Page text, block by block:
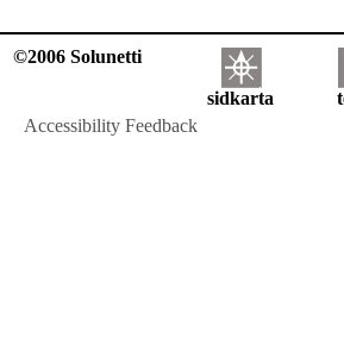
©2006 Solunetti
sidkarta
Accessibility Feedback